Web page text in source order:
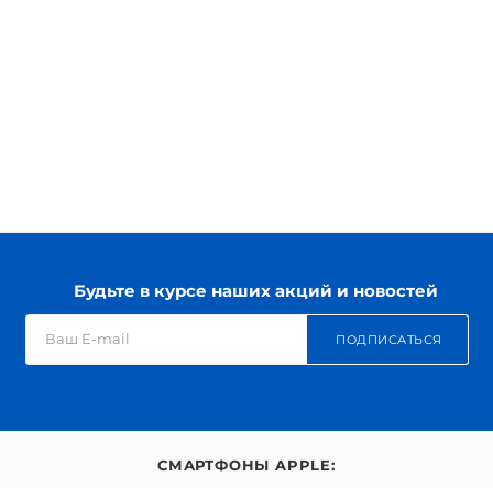
Будьте в курсе наших акций и новостей
ПОДПИСАТЬСЯ
СМАРТФОНЫ APPLE: